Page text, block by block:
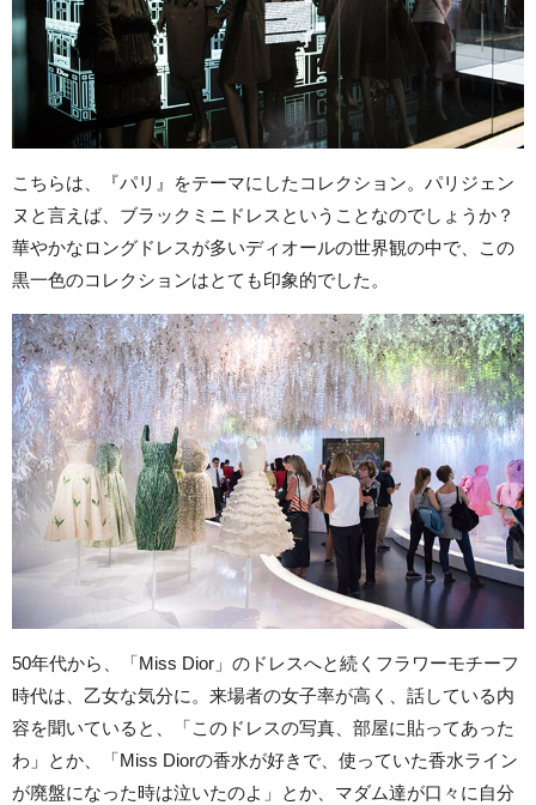
こちらは、『パリ』をテーマにしたコレクション。パリジェン
ヌと言えば、ブラックミニドレスということなのでしょうか？
華やかなロングドレスが多いディオールの世界観の中で、この
黒一色のコレクションはとても印象的でした。
50年代から、「Miss Dior」のドレスへと続くフラワーモチーフ
時代は、乙女な気分に。来場者の女子率が高く、話している内
容を聞いていると、「このドレスの写真、部屋に貼ってあった
わ」とか、「Miss Diorの香水が好きで、使っていた香水ライン
が廃盤になった時は泣いたのよ」とか、マダム達が口々に自分